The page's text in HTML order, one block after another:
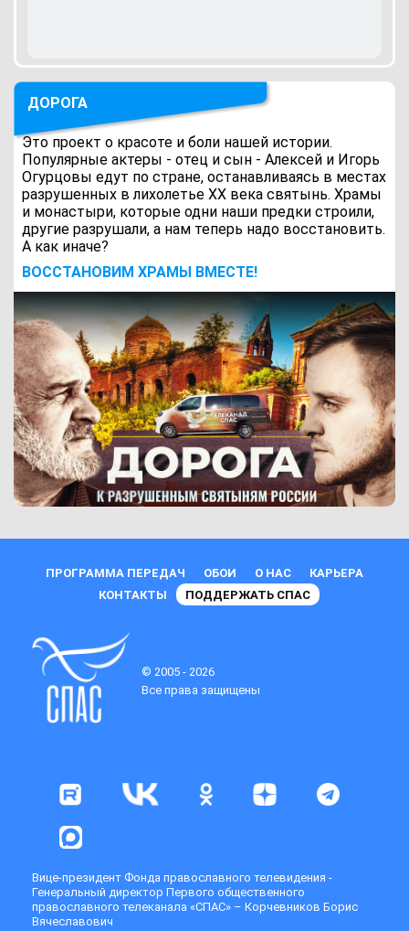
ДОРОГА
Это проект о красоте и боли нашей истории.
Популярные актеры - отец и сын - Алексей и Игорь
Огурцовы едут по стране, останавливаясь в местах
разрушенных в лихолетье ХХ века святынь. Храмы
и монастыри, которые одни наши предки строили,
другие разрушали, а нам теперь надо восстановить.
А как иначе?
ВОCСТАНОВИМ ХРАМЫ ВМЕСТЕ!
ПРОГРАММА ПЕРЕДАЧ ОБОИ О НАС
КАРЬЕРА
КОНТАКТЫ
ПОДДЕРЖАТЬ СПАС
© 2005 - 2026
Все права защищены
Вице-президент Фонда православного телевидения -
Генеральный директор Первого общественного
православного телеканала «СПАС» – Корчевников Борис
Вячеславович